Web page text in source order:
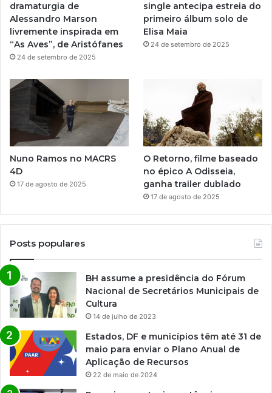
m
dramaturgia de
Alessandro Marson
livremente inspirada em
“As Aves”, de Aristófanes
24 de setembro de 2025
single antecipa estreia do
primeiro álbum solo de
Elisa Maia
24 de setembro de 2025
Nuno Ramos no MACRS
4D
17 de agosto de 2025
O Retorno, filme baseado
no épico A Odisseia,
ganha trailer dublado
17 de agosto de 2025
Posts populares
BH assume a presidência do Fórum
Nacional de Secretários Municipais de
Cultura
14 de julho de 2023
Estados, DF e municípios têm até 31 de
maio para enviar o Plano Anual de
Aplicação de Recursos
22 de maio de 2024